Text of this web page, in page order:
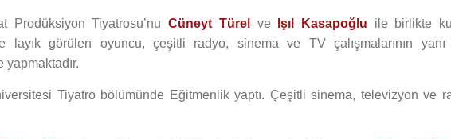
Prodüksiyon Tiyatrosu’nuCüneyt Türel ve Işıl Kasapoğlu ile birlikte
layık görülen oyuncu, çeşitli radyo, sinema ve TV çalışmalarının yanı
Tiyatro bölümünde Eğitmenlik yaptı. Çeşitli sinema, televizyon ve